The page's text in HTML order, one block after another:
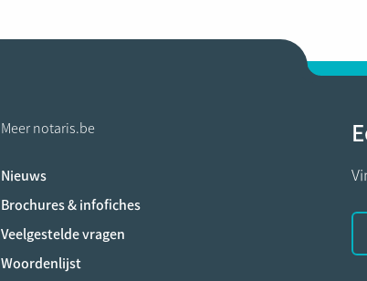
Meer notaris.be
Nieuws
Brochures & infofiches
Veelgestelde vragen
Woordenlijst